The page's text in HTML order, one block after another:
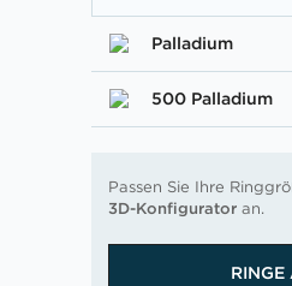
Palladium
500 Palladium
Passen Sie Ihre
3D-Konfigurator an.
RINGE